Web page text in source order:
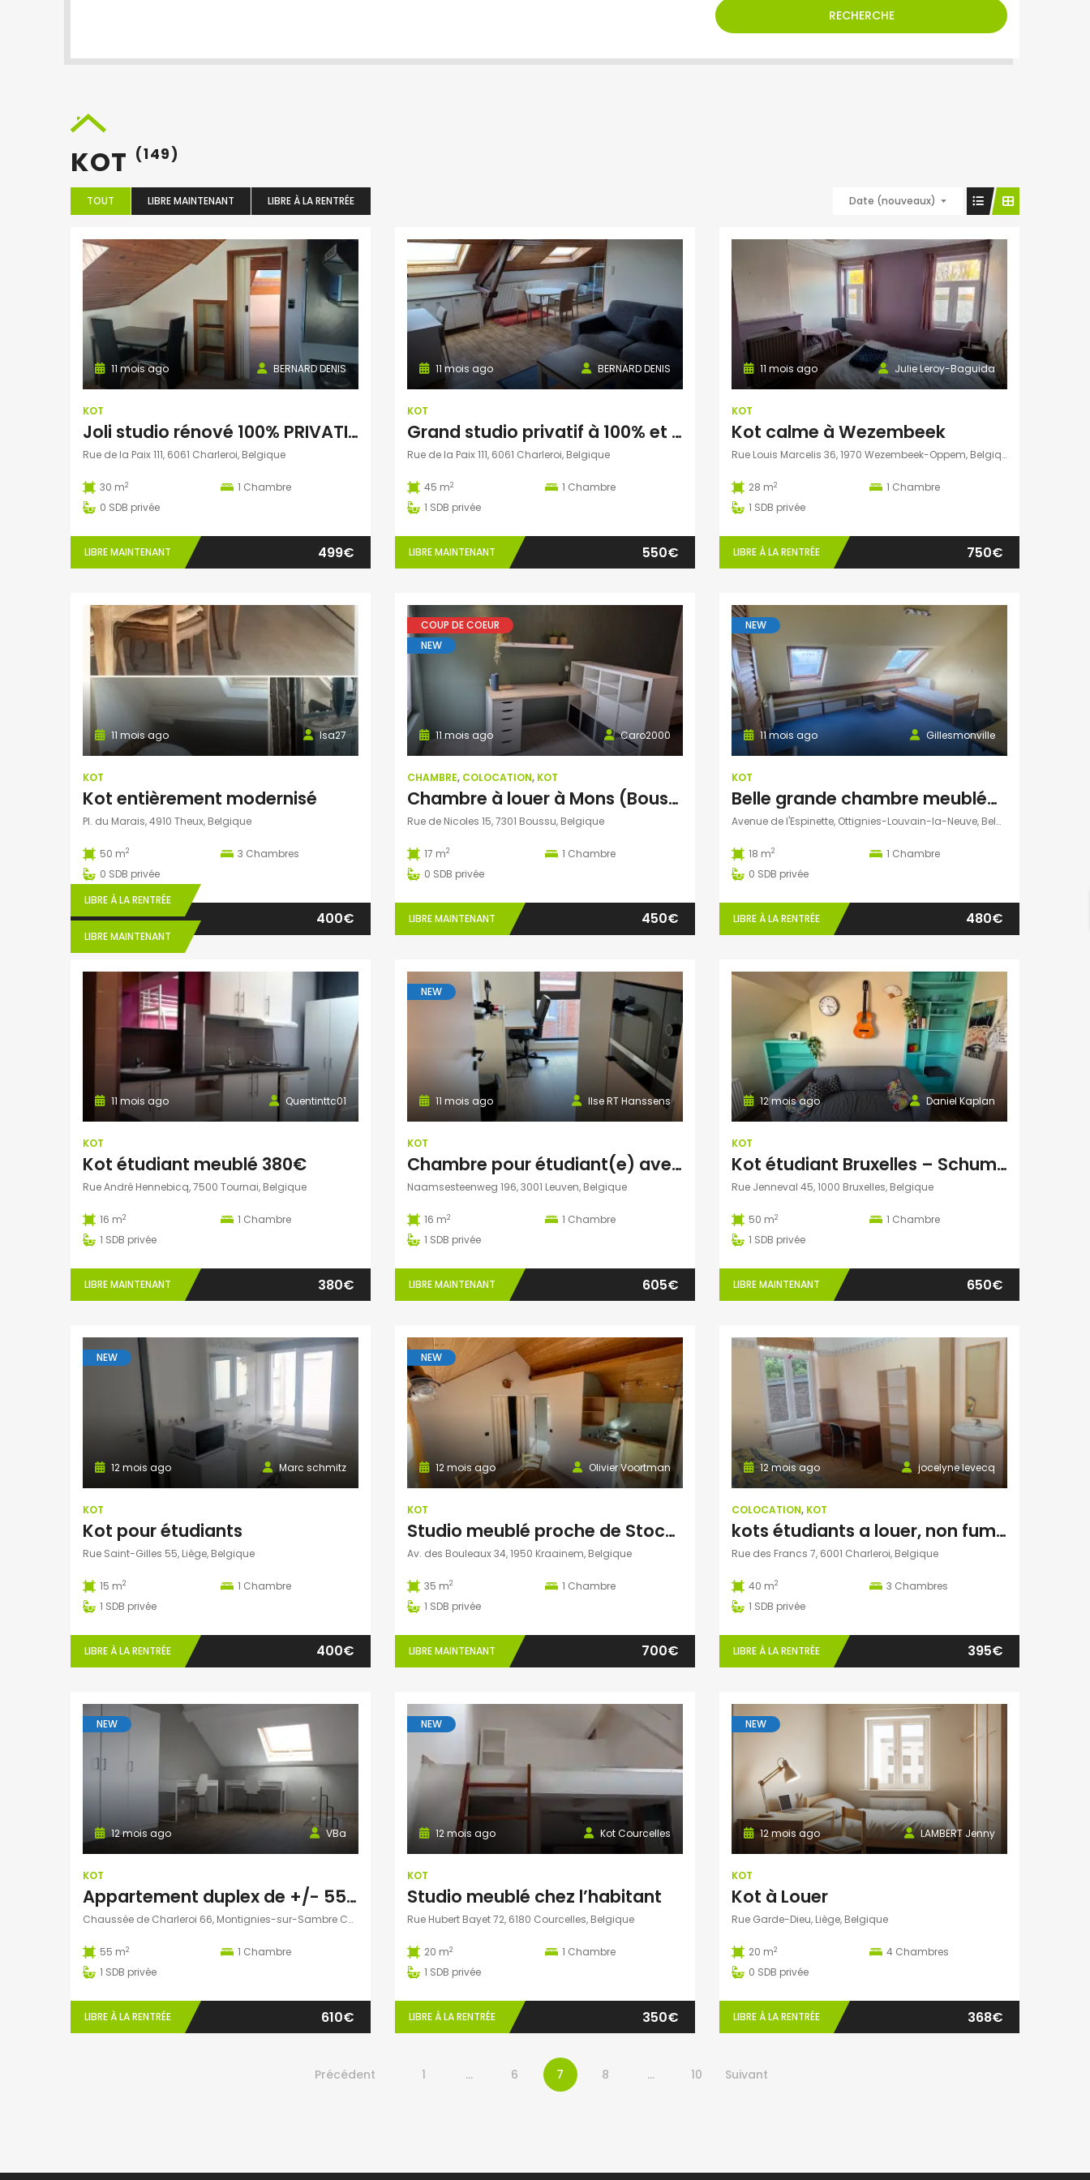
RECHERCHE
KOT (149)
TOUT LIBRE MAINTENANT LIBRE À LA RENTRÉE Date (nouveaux)
BERNARD DENIS
11 mois ago
KOT
Joli studio rénové 100% PRIVATIF et meublé
Rue de la Paix 111, 6061 Charleroi, Belgique
30 m2 1 Chambre
0 SDB privée
LIBRE MAINTENANT 499€
BERNARD DENIS
11 mois ago
KOT
Grand studio privatif à 100% et tout confort
Rue de la Paix 111, 6061 Charleroi, Belgique
45 m2 1 Chambre
1 SDB privée
LIBRE MAINTENANT 550€
Julie Leroy-Baguida
11 mois ago
KOT
Kot calme à Wezembeek
Rue Louis Marcelis 36, 1970 Wezembeek-Oppem, Belgique
28 m2 1 Chambre
1 SDB privée
LIBRE À LA RENTRÉE 750€
Isa27
11 mois ago
KOT
Kot entièrement modernisé
Pl. du Marais, 4910 Theux, Belgique
50 m2 3 Chambres
0 SDB privée
LIBRE À LA RENTRÉE
LIBRE MAINTENANT
400€
COUP DE COEUR
NEW
Caro2000
11 mois ago
CHAMBRE, COLOCATION, KOT
Chambre à louer à Mons (Boussu)
Rue de Nicoles 15, 7301 Boussu, Belgique
17 m2 1 Chambre
0 SDB privée
LIBRE MAINTENANT 450€
NEW
Gillesmonville
11 mois ago
KOT
Belle grande chambre meublée dans maison particulière
Avenue de l'Espinette, Ottignies-Louvain-la-Neuve, Belgique
18 m2 1 Chambre
0 SDB privée
LIBRE À LA RENTRÉE 480€
Quentinttc01
11 mois ago
KOT
Kot étudiant meublé 380€
Rue André Hennebicq, 7500 Tournai, Belgique
16 m2 1 Chambre
1 SDB privée
LIBRE MAINTENANT 380€
NEW
Ilse RT Hanssens
11 mois ago
KOT
Chambre pour étudiant(e) avec salle de bains privative, Heverlee
Naamsesteenweg 196, 3001 Leuven, Belgique
16 m2 1 Chambre
1 SDB privée
LIBRE MAINTENANT 605€
Daniel Kaplan
12 mois ago
KOT
Kot étudiant Bruxelles – Schuman Quartier EU
Rue Jenneval 45, 1000 Bruxelles, Belgique
50 m2 1 Chambre
1 SDB privée
LIBRE MAINTENANT 650€
NEW
Marc schmitz
12 mois ago
KOT
Kot pour étudiants
Rue Saint-Gilles 55, Liège, Belgique
15 m2 1 Chambre
1 SDB privée
LIBRE À LA RENTRÉE 400€
NEW
Olivier Voortman
12 mois ago
KOT
Studio meublé proche de Stockel
Av. des Bouleaux 34, 1950 Kraainem, Belgique
35 m2 1 Chambre
1 SDB privée
LIBRE MAINTENANT 700€
jocelyne levecq
12 mois ago
COLOCATION, KOT
kots étudiants a louer, non fumeur
Rue des Francs 7, 6001 Charleroi, Belgique
40 m2 3 Chambres
1 SDB privée
LIBRE À LA RENTRÉE 395€
NEW
VBa
12 mois ago
KOT
Appartement duplex de +/- 55m²
Chaussée de Charleroi 66, Montignies-sur-Sambre Charleroi, Belgique
55 m2 1 Chambre
1 SDB privée
LIBRE À LA RENTRÉE 610€
NEW
Kot Courcelles
12 mois ago
KOT
Studio meublé chez l’habitant
Rue Hubert Bayet 72, 6180 Courcelles, Belgique
20 m2 1 Chambre
1 SDB privée
LIBRE À LA RENTRÉE 350€
NEW
LAMBERT Jenny
12 mois ago
KOT
Kot à Louer
Rue Garde-Dieu, Liège, Belgique
20 m2 4 Chambres
0 SDB privée
LIBRE À LA RENTRÉE 368€
Précédent 1 … 6 7 8 … 10 Suivant